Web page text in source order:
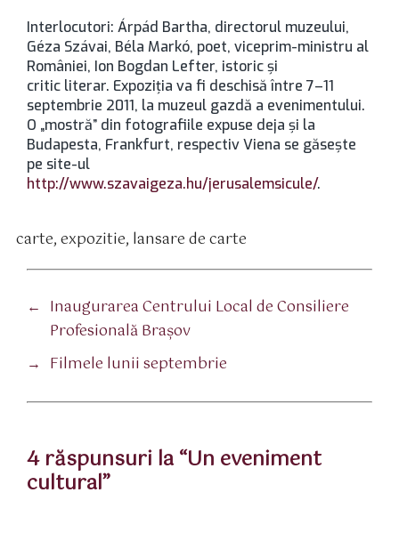
Interlocutori: Árpád Bartha, directorul muzeului,
Géza Szávai, Béla Markó, poet, viceprim-ministru al
României, Ion Bogdan Lefter, istoric şi
critic literar. Expoziţia va fi deschisă între 7–11
septembrie 2011, la muzeul gazdă a evenimentului.
O „mostră” din fotografiile expuse deja şi la
Budapesta, Frankfurt, respectiv Viena se găseşte
pe site-ul
http://www.szavaigeza.hu/jerusalemsicule/.
carte,expozitie, lansare de carte
← Inaugurarea Centrului Local de Consiliere
Profesională Braşov
→ Filmele lunii septembrie
4 răspunsuri la “Un eveniment
cultural”